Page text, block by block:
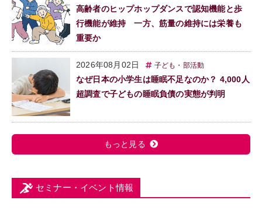
高齢者のヒップホップダンスで認知機能と歩
行機能が維持 一方、筋量の維持には栄養も
重要か
2026年08月02日 子ども・部活動
なぜ日本の小学生は睡眠不足なのか？ 4,000人
超調査で子どもの睡眠負債の実態が判明
もっと見る
セミナー・イベント情報